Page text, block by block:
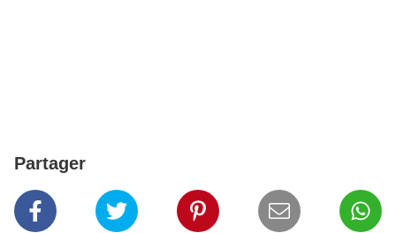
Partager